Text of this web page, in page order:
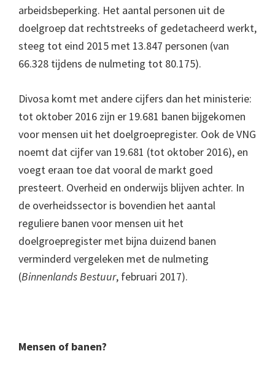
arbeidsbeperking. Het aantal personen uit de
doelgroep dat rechtstreeks of gedetacheerd werkt,
steeg tot eind 2015 met 13.847 personen (van
66.328 tijdens de nulmeting tot 80.175).
Divosa komt met andere cijfers dan het ministerie:
tot oktober 2016 zijn er 19.681 banen bijgekomen
voor mensen uit het doelgroepregister. Ook de VNG
noemt dat cijfer van 19.681 (tot oktober 2016), en
voegt eraan toe dat vooral de markt goed
presteert. Overheid en onderwijs blijven achter. In
de overheidssector is bovendien het aantal
reguliere banen voor mensen uit het
doelgroepregister met bijna duizend banen
verminderd vergeleken met de nulmeting
(Binnenlands Bestuur, februari 2017).
Mensen of banen?